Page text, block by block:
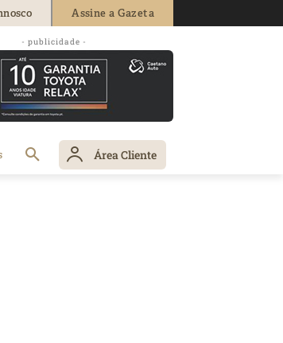
Assine a Gazeta
- publicidade -
Área Cliente